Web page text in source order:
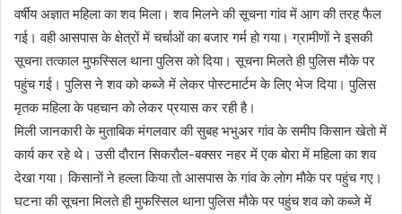
वर्षीय अज्ञात महिला का शव मिला। शव मिलने की सूचना गांव में आग की तरह फैल
गई। वही आसपास के क्षेत्रों में चर्चाओं का बजार गर्म हाे गया। ग्रामीणाें ने इसकी
सूचना तत्काल मुफस्सिल थाना पुलिस काे दिया। सूचना मिलते ही पुलिस माैके पर
पहुंच गई। पुलिस ने शव काे कब्जे में लेकर पाेस्टमार्टम के लिए भेज दिया। पुलिस
मृतक महिला के पहचान काे लेकर प्रयास कर रही है।
मिली जानकारी के मुताबिक मंगलवार की सुबह भभुअर गांव के समीप किसान खेताे में
कार्य कर रहे थे। उसी दाैरान सिकराैल-बक्सर नहर में एक बाेरा में महिला का शव
देखा गया। किसानाें ने हल्ला किया ताे आसपास के गांव के लाेग माैके पर पहुंच गए।
घटना की सूचना मिलते ही मुफस्सिल थाना पुलिस माैके पर पहुंच शव काे कब्जे में